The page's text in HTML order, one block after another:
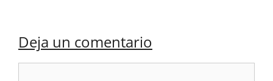
Deja un comentario